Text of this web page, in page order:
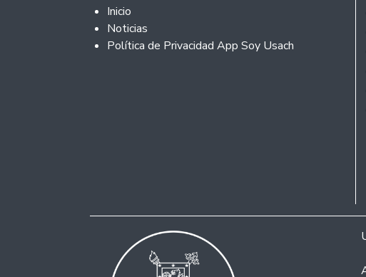
Footer 2
Inicio
Noticias
Política de Privacidad App Soy Usach